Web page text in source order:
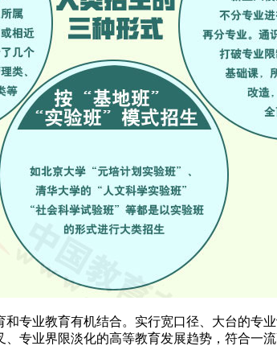
和专业教育有机结合。实行宽口径、大台的专
专业界限淡化的高等教育发展趋势，符合一